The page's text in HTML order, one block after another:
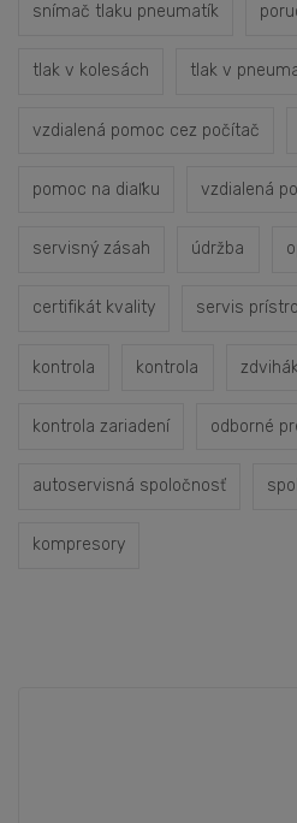
snímač tlaku pneumatík
tlak v kolesách tlak v
vzdialená pomoc cez počítač
pomoc na diaľku vzdialená
servisný zásah údržba
certifikát kvality servis
kontrola kontrola
kontrola zariadení odborné
autoservisná spoločnosť
kompresory